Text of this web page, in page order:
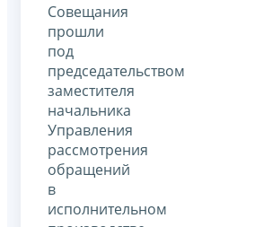
Совещания
прошли
под
председательством
заместителя
начальника
Управления
рассмотрения
обращений
в
исполнительном